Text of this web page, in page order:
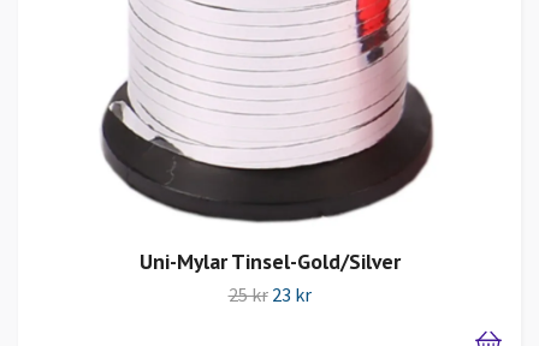
Uni-Mylar Tinsel-Gold/Silver
25 kr 23 kr